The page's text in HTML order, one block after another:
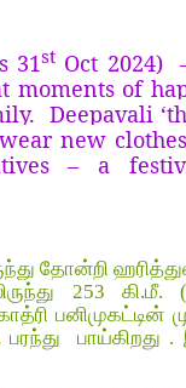
31st Oct 2024)
of
Deepavali
new
– a
தோன்றி
253
பாய்கிறது .